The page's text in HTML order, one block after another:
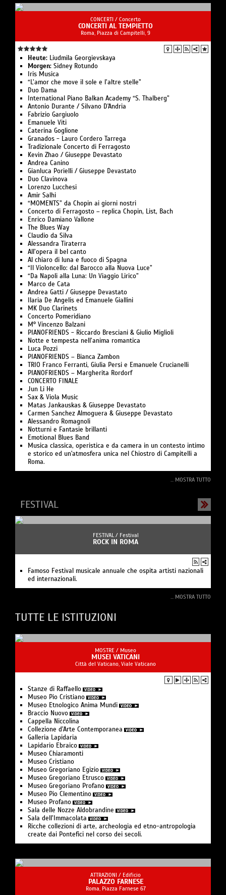
CONCERTI / Concerto
CONCERTI AL TEMPIETTO
Roma, Piazza di Campitelli, 9
Heute: Liudmila Georgievskaya
Morgen: Sidney Rotundo
Iris Musica
“L’amor che move il sole e l’altre stelle”
Duo Dama
International Piano Balkan Academy “S. Thalberg”
Antonio Durante / Silvano D'Andria
Fabrizio Gargiuolo
Emanuele Viti
Caterina Goglione
Granados - Lauro Cordero Tarrega
Tradizionale Concerto di Ferragosto
Kevin Zhao / Giuseppe Devastato
Andrea Canino
Gianluca Porielli / Giuseppe Devastato
Duo Clavinova
Lorenzo Lucchesi
Amir Salhi
“MOMENTS” da Chopin ai giorni nostri
Concerto di Ferragosto – replica Chopin, List, Bach
Enrico Damiano Vallone
The Blues Way
Claudio da Silva
Alessandra Tiraterra
All’opera il bel canto
Al chiaro di luna e fuoco di Spagna
“Il Violoncello: dal Barocco alla Nuova Luce”
“Da Napoli alla Luna: Un Viaggio Lirico”
Marco de Cata
Andrea Gatti / Giuseppe Devastato
Ilaria De Angelis ed Emanuele Giallini
MK Duo Clarinets
Concerto Pomeridiano
M° Vincenzo Balzani
PIANOFRIENDS - Riccardo Bresciani & Giulio Miglioli
Notte e tempesta nell’anima romantica
Luca Pozzi
PIANOFRIENDS – Bianca Zambon
TRIO Franco Ferranti, Giulia Persi e Emanuele Crucianelli
PIANOFRIENDS – Margherita Rordorf
CONCERTO FINALE
Jun Li He
Sax & Viola Music
Matas Jankauskas & Giuseppe Devastato
Carmen Sanchez Almoguera & Giuseppe Devastato
Alessandro Romagnoli
Notturni e Fantasie brillanti
Emotional Blues Band
Musica classica, operistica e da camera in un contesto intimo
e storico ed un'atmosfera unica nel Chiostro di Campitelli a
Roma.
... MOSTRA TUTTO
FESTIVAL
FESTIVAL / Festival
ROCK IN ROMA
Famoso Festival musicale annuale che ospita artisti nazionali
ed internazionali.
... MOSTRA TUTTO
TUTTE LE ISTITUZIONI
MOSTRE / Museo
MUSEI VATICANI
Città del Vaticano, Viale Vaticano
Stanze di Raffaello
Museo Pio Cristiano
Museo Etnologico Anima Mundi
Braccio Nuovo
Cappella Niccolina
Collezione d’Arte Contemporanea
Galleria Lapidaria
Lapidario Ebraico
Museo Chiaramonti
Museo Cristiano
Museo Gregoriano Egizio
Museo Gregoriano Etrusco
Museo Gregoriano Profano
Museo Pio Clementino
Museo Profano
Sala delle Nozze Aldobrandine
Sala dell’Immacolata
Ricche collezioni di arte, archeologia ed etno-antropologia
create dai Pontefici nel corso dei secoli.
ATTRAZIONI / Edificio
PALAZZO FARNESE
Roma, Piazza Farnese 67